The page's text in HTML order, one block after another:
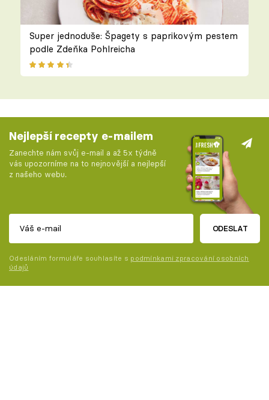
Super jednoduše: Špagety s paprikovým pestem
podle Zdeňka Pohlreicha
Nejlepší recepty e-mailem
Zanechte nám svůj e-mail a až 5x týdně
vás upozorníme na to nejnovější a nejlepší
z našeho webu.
ODESLAT
Odesláním formuláře souhlasíte s podmínkami zpracování osobních
údajů